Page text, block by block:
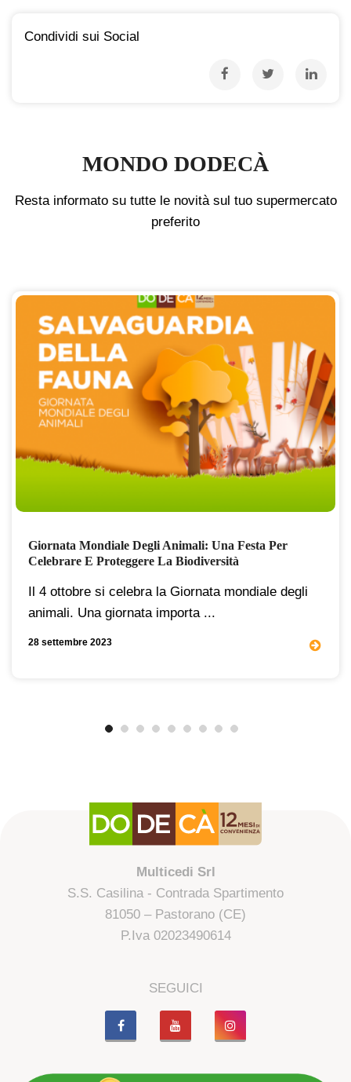
Condividi sui Social
MONDO DODECÀ
Resta informato su tutte le novità sul tuo supermercato
preferito
Giornata Mondiale Degli Animali: Una Festa Per
Celebrare E Proteggere La Biodiversità
Il 4 ottobre si celebra la Giornata mondiale degli
animali. Una giornata importa ...
28 settembre 2023
Multicedi Srl
S.S. Casilina - Contrada Spartimento
81050 – Pastorano (CE)
P.Iva 02023490614
SEGUICI